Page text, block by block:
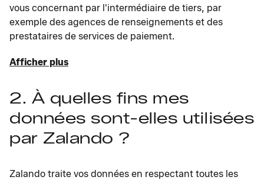
vous concernant par l'intermédiaire de tiers, par
exemple des agences de renseignements et des
prestataires de services de paiement.
Afficher plus
2. À quelles fins mes
données sont-elles utilisées
par Zalando ?
Zalando traite vos données en respectant toutes les